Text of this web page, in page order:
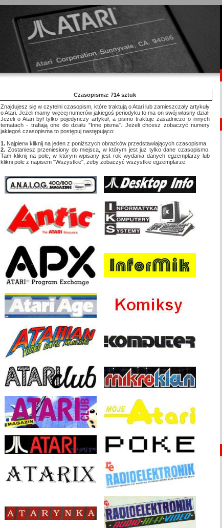
Czasopisma: 714 sztuk
Znajdujesz się w czytelni czasopism, które traktują o Atari lub zamieszczały artykuły
o Atari. Jeżeli mamy więcej numerów jakiegoś periodyku to ma on swój własny dział.
Jeżeli o Atari był tylko pojedynczy artykuł, a pismo traktuje zasadniczo o innych
tematach - trafiają one do działu "Inne pisma". Jeżeli chcesz zobaczyć numery
jakiegoś czasopisma to postępuj następująco:
1. Najpierw kliknij na jeden z poniższych obrazków przedstawiających czasopisma.
2. Zostaniesz przeniesiony do miejsca, w którym jest już tylko dane czasopismo.
Tam kliknij na pole, w którym wpisany jest rok wydania danych egzemplarzy lub
klikni pole z napisem "Wszystkie", żeby zobaczyć wszystkie egzemplarze.